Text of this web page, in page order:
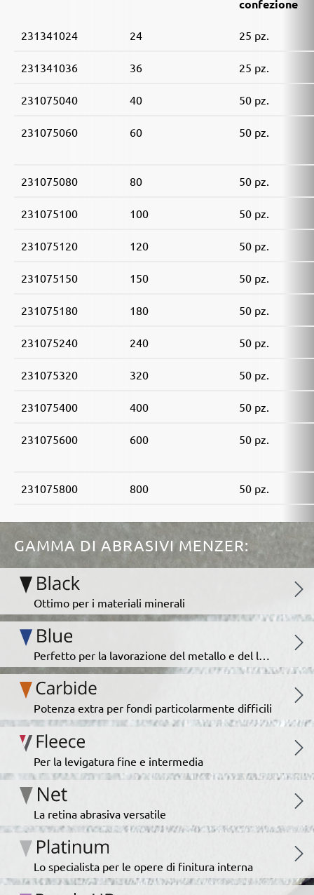
confezione
231341024 24 25 pz.
231341036 36 25 pz.
231075040 40 50 pz.
231075060 60 50 pz.
231075080 80 50 pz.
231075100 100 50 pz.
231075120 120 50 pz.
231075150 150 50 pz.
231075180 180 50 pz.
231075240 240 50 pz.
231075320 320 50 pz.
231075400 400 50 pz.
231075600 600 50 pz.
231075800 800 50 pz.
GAMMA DI ABRASIVI MENZER:
Ottimo per i materiali minerali
Potenza extra per fondi particolarmente difficili
Per la levigatura fine e intermedia
La retina abrasiva versatile
Lo specialista per le opere di finitura interna